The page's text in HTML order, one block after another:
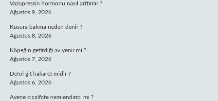
Vazopressin hormonu nasıl arttırılır ?
Ağustos 9, 2026
Kusura bakma neden denir ?
Ağustos 8, 2026
Köpeğin getirdiği av yenir mi ?
Ağustos 7, 2026
Defol git hakaret midir ?
Ağustos 6, 2026
Avene cicalfate nemlendirici mi ?